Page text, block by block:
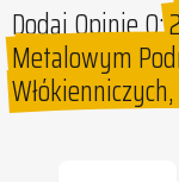
Dodaj Opinie O:
Metalowym